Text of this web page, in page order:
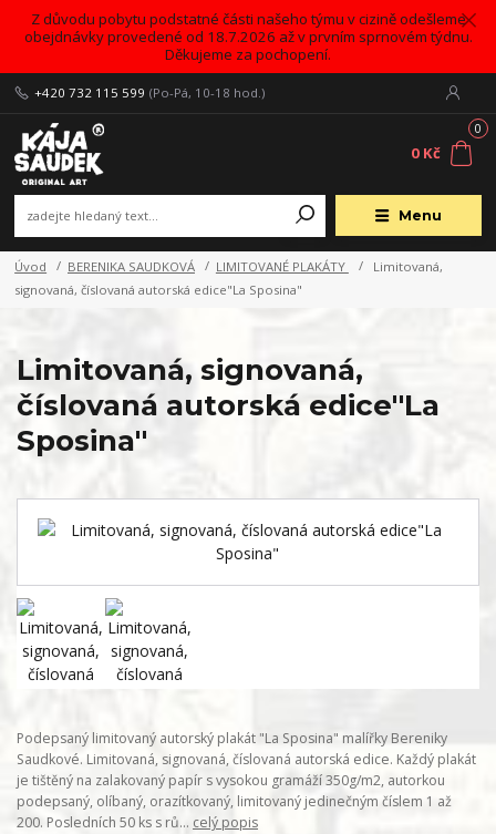
Z důvodu pobytu podstatné části našeho týmu v cizině odešleme
obejdnávky provedené od 18.7.2026 až v prvním sprnovém týdnu.
Děkujeme za pochopení.
Menu
+420 732 115 599 (Po-Pá, 10-18 hod.)
0
0 Kč
Úvod BERENIKA SAUDKOVÁ LIMITOVANÉ PLAKÁTY
Limitovaná,
signovaná, číslovaná autorská edice"La Sposina"
Limitovaná, signovaná,
číslovaná autorská edice"La
Sposina"
Podepsaný limitovaný autorský plakát "La Sposina" malířky Bereniky
Saudkové. Limitovaná, signovaná, číslovaná autorská edice. Každý plakát
je tištěný na zalakovaný papír s vysokou gramáží 350g/m2, autorkou
podepsaný, olíbaný, orazítkovaný, limitovaný jedinečným číslem 1 až
200. Posledních 50 ks s rů... celý popis